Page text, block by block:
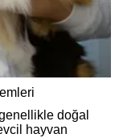
doğal
hayvan